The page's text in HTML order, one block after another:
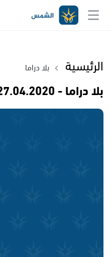
الرئيسية بلا دراما
بلا دراما - 27.04.2020